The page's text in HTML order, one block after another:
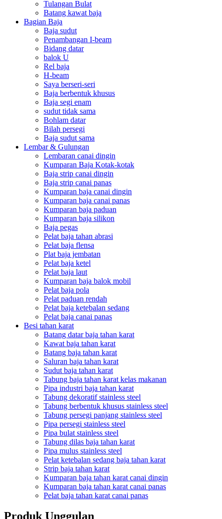
Tulangan Bulat
Batang kawat baja
Bagian Baja
Baja sudut
Penambangan I-beam
Bidang datar
balok U
Rel baja
H-beam
Saya berseri-seri
Baja berbentuk khusus
Baja segi enam
sudut tidak sama
Bohlam datar
Bilah persegi
Baja sudut sama
Lembar & Gulungan
Lembaran canai dingin
Kumparan Baja Kotak-kotak
Baja strip canai dingin
Baja strip canai panas
Kumparan baja canai dingin
Kumparan baja canai panas
Kumparan baja paduan
Kumparan baja silikon
Baja pegas
Pelat baja tahan abrasi
Pelat baja flensa
Plat baja jembatan
Pelat baja ketel
Pelat baja laut
Kumparan baja balok mobil
Pelat baja pola
Pelat paduan rendah
Pelat baja ketebalan sedang
Pelat baja canai panas
Besi tahan karat
Batang datar baja tahan karat
Kawat baja tahan karat
Batang baja tahan karat
Saluran baja tahan karat
Sudut baja tahan karat
Tabung baja tahan karat kelas makanan
Pipa industri baja tahan karat
Tabung dekoratif stainless steel
Tabung berbentuk khusus stainless steel
Tabung persegi panjang stainless steel
Pipa persegi stainless steel
Pipa bulat stainless steel
Tabung dilas baja tahan karat
Pipa mulus stainless steel
Pelat ketebalan sedang baja tahan karat
Strip baja tahan karat
Kumparan baja tahan karat canai dingin
Kumparan baja tahan karat canai panas
Pelat baja tahan karat canai panas
Produk Unggulan